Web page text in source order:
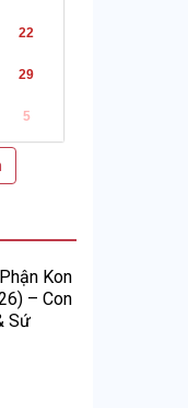
22
29
5
Kon
– Con
Sứ